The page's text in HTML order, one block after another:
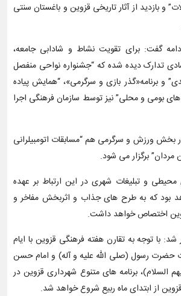
و بازدید از آثار تاریخی قزوین و باغستان سنتی
گفت: برای تقویت نشاط و شادابی جامعه،
تدارک دیده شده که “جشنواره نواحی منفصل
و برنامه«گذر بازی و سرگرمی»، “همایش پیاده
بومی و محلی” نیز توسط سازمان فرهنگی اجرا
بخش ورزش و سرگرمی هم “مسابقات اتومبیلرانی
مردان” برگزار می شود.
و تبلیغات شهری در این ارتباط بر عهده
بود که به طرح های جذاب و اثربخش مفاخر و
اختصاص خواهد داشت.
شد: با توجه به تقارن هفته فرهنگی قزوین با ایام
حضرت رسول (صلی الله علیه و آله) و امام حسن
السلام)، برنامه های متنوع شهرداری قزوین در
از ابتدای ماه ربیع شروع خواهد شد.